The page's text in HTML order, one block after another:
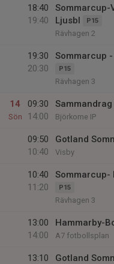
18:40
19:40
Sommarcup-
Ljusbl
P15
Rävhagen 2
19:30
20:30
Sommarcup
P15
Rävhagen 3
14
Sön
09:30
14:00
Sammandrag
Björkome IP
09:50
10:40
Gotland
Visby
10:40
11:20
Sommarcup-
P15
Rävhagen 3
13:00
14:00
Hammarby-
A7 fotbollsplan
13:10
Gotland